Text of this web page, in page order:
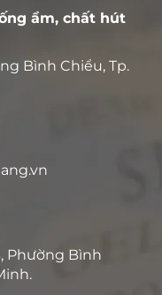
ẩm, chất hút
Bình Chiểu, Tp.
Phường Bình